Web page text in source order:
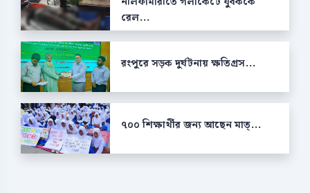
রেল...
রংপুরে সড়ক দুর্ঘটনায় ক্ষতিগ্রস...
৭০০ শিক্ষার্থীর জন্য আছেন মাত্...